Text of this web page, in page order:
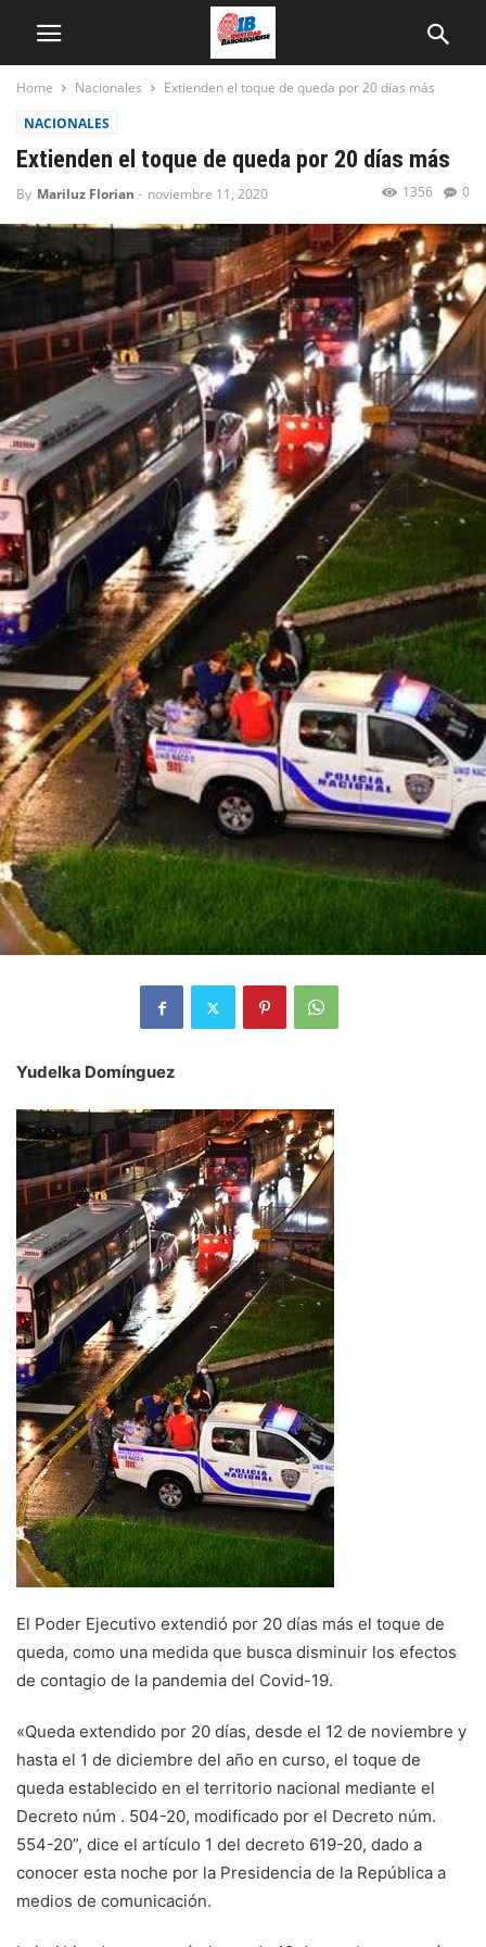
Home Nacionales
Extienden el toque de queda por 20 días más
NACIONALES
Extienden el toque de queda por 20 días más
By Mariluz Florian - noviembre 11, 2020 0
1356
Yudelka Domínguez
El Poder Ejecutivo extendió por 20 días más el toque de
queda, como una medida que busca disminuir los efectos
de contagio de la pandemia del Covid-19.
«Queda extendido por 20 días, desde el 12 de noviembre y
hasta el 1 de diciembre del año en curso, el toque de
queda establecido en el territorio nacional mediante el
Decreto núm . 504-20, modificado por el Decreto núm.
554-20”, dice el artículo 1 del decreto 619-20, dado a
conocer esta noche por la Presidencia de la República a
medios de comunicación.